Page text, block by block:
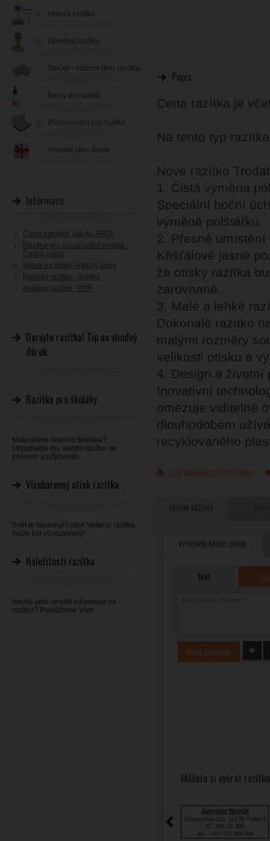
Popis
Cena razítka je
Na tento typ
Nové razítko
1. Čistá výměna
Speciální boční
výměně polštářku.
2. Přesné
Křišťálově jasné
že otisky razítka
zarovnané.
3. Malé a lehké
Dokonalé razítko
malými rozměry
velikosti otisku a
4. Design a životní
Inovativní
omezuje viditelné
dlouhodobém
recyklovaného
Tisk produktu s náhledem
EDITOR RAZÍTKA
VYTVOŘÍM NÁVRH ONLINE
Text
Vložit nový text
Můžete si vybrat
Jaroslav Novák
Průmyslová 12a, 110 00 Praha 1
IČ: 286 10 385
tel.: +420 724 389 889
Hotová razítka
Dřevěná razítka
Štočky - matrice (bez razítka)
Barvy do razítek
Příslušenství pro razítka
Vhodné jako dárek
Informace
Často kladené otázky (FAQ)
Razítka pro označování zásilek -
Česká pošta
Barva na lesklý křídový papír
Reliéfní razítka - grafika
Katalog razítek - PDF
Darujte razítka! Tip na vhodný
dárek
Razítka pro školáky
Máte doma malého školáka?
Objednejte mu vlastní razítko se
jménem a příjmením.
Vícebarevný otisk razítka
Svět je barevný! I otisk Vašeho razítka
může být vícebarevný!
Náležitosti razítka
Nevíte jaké umístit informace na
razítko? Pomůžeme Vám ...